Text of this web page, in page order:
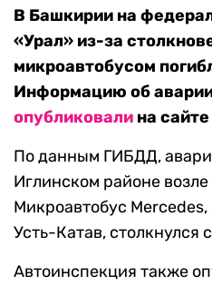
В Башкирии на
«Урал» из-за
микроавтобусом
Информацию об
опубликовали на
По данным ГИБДД,
Иглинском районе
Микроавтобус
Усть-Катав, столкнулся
Автоинспекция также